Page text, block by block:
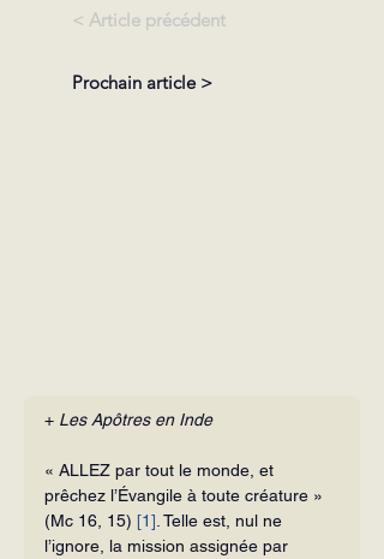
< Article précédent
Prochain article >
+ Les Apôtres en Inde
« ALLEZ par tout le monde, et
prêchez l’Évangile à toute créature »
(Mc 16, 15) [1] . Telle est, nul ne
l’ignore, la mission assignée par